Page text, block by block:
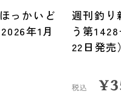
っかいど
年1月
週刊釣り
う第
22日発売）
税込 ¥